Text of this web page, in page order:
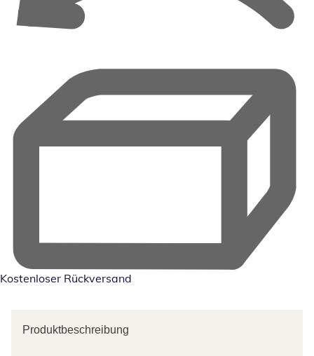
Kostenloser Rückversand
Produktbeschreibung